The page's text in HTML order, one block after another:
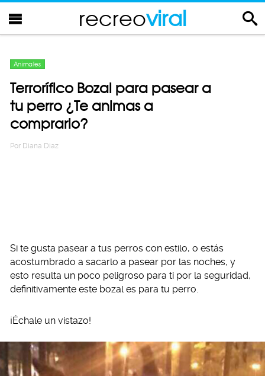
recreoviral
Animales
Terrorífico Bozal para pasear a
tu perro ¿Te animas a
comprarlo?
Por Diana Diaz
Si te gusta pasear a tus perros con estilo, o estás
acostumbrado a sacarlo a pasear por las noches, y
esto resulta un poco peligroso para ti por la seguridad,
definitivamente este bozal es para tu perro.
¡Échale un vistazo!